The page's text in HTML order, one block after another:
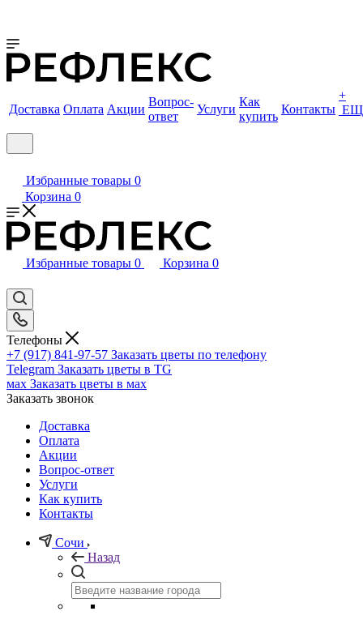
Доставка Оплата Акции
Вопрос-
ответ
Услуги
Как
купить
Контакты
+
Избранные товары 0
Корзина 0
Избранные товары 0 Корзина 0
Телефоны
+7 (917) 841-97-57 Заказать цветы по телефону
Telegram Заказать цветы в TG
мах Заказать цветы в мах
Заказать звонок
Доставка
Оплата
Акции
Вопрос-ответ
Услуги
Как купить
Контакты
Сочи
Назад